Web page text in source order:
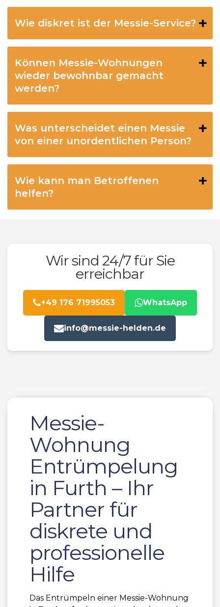
Wie diskret ist der Messie-Service?
Können Messie-Wohnungen
wieder bewohnbar gemacht
werden?
Was unterscheidet einen Messie
von einer unordentlichen Person?
Wie kann man Betroffenen
helfen?
Wir sind 24/7 für Sie
erreichbar
+49 176 71995053 WhatsApp
info@messie-helden.de
Messie-
Wohnung
Entrümpelung
in Furth – Ihr
Partner für
diskrete und
professionelle
Hilfe
Das Entrümpeln einer Messie-Wohnung